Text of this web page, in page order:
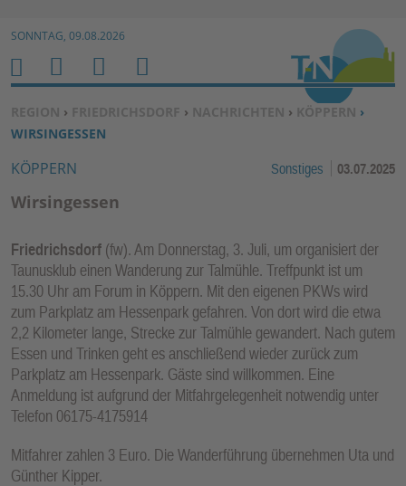
Zum Inhalt springen ↓
SONNTAG, 09.08.2026
SIE BEFINDEN SICH HIER:
REGION › FRIEDRICHSDORF › NACHRICHTEN › KÖPPERN ›
WIRSINGESSEN
KÖPPERN Sonstiges 03.07.2025
Wirsingessen
Friedrichsdorf (fw). Am Donnerstag, 3. Juli, um organisiert der
Taunusklub einen Wanderung zur Talmühle. Treffpunkt ist um
15.30 Uhr am Forum in Köppern. Mit den eigenen PKWs wird
zum Parkplatz am Hessenpark gefahren. Von dort wird die etwa
2,2 Kilometer lange, Strecke zur Talmühle gewandert. Nach gutem
Essen und Trinken geht es anschließend wieder zurück zum
Parkplatz am Hessenpark. Gäste sind willkommen. Eine
Anmeldung ist aufgrund der Mitfahrgelegenheit notwendig unter
Telefon 06175-4175914
Mitfahrer zahlen 3 Euro. Die Wanderführung übernehmen Uta und
Günther Kipper.
H
O
M
E
M
E
N
U
S
U
C
N
B
E
R
F
U
N
K
TI
O
N
E
N